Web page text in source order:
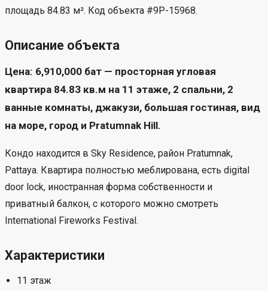
площадь 84.83 м². Код объекта #9P-15968.
Описание объекта
Цена: 6,910,000 бат — просторная угловая
квартира 84.83 кв.м на 11 этаже, 2 спальни, 2
ванные комнаты, джакузи, большая гостиная, вид
на море, город и Pratumnak Hill.
Кондо находится в Sky Residence, район Pratumnak,
Pattaya. Квартира полностью меблирована, есть digital
door lock, иностранная форма собственности и
приватный балкон, с которого можно смотреть
International Fireworks Festival.
Характеристики
11 этаж